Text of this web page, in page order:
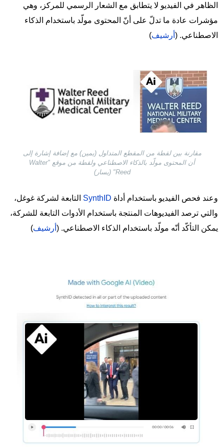
الظاهر في الفيديو لا يتطابق مع الشعار الرسمي للمركز، وهي
مؤشرات عادة ما تدلّ على أنّ المحتوى مولّد باستخدام الذكاء
الاصطناعي. ( أرشيف)
Image
مقارنة بين لقطة من المقطع المتداول (يمين) مع إضافة إشارة إلى
أن المحتوى مولّد بالذكاء الاصطناعي ولقطة من موقع "Walter
Reed" (يسار)
وعند فحص الفيديو باستخدام أداة SynthID التابعة لشركة غوغل،
والتي ترصد الفيديوهات المنتجة باستخدام الأدوات التابعة للشركة،
يمكن التأكّد أنّه مولّد باستخدام الذكاء الاصطناعي. ( أرشيف)